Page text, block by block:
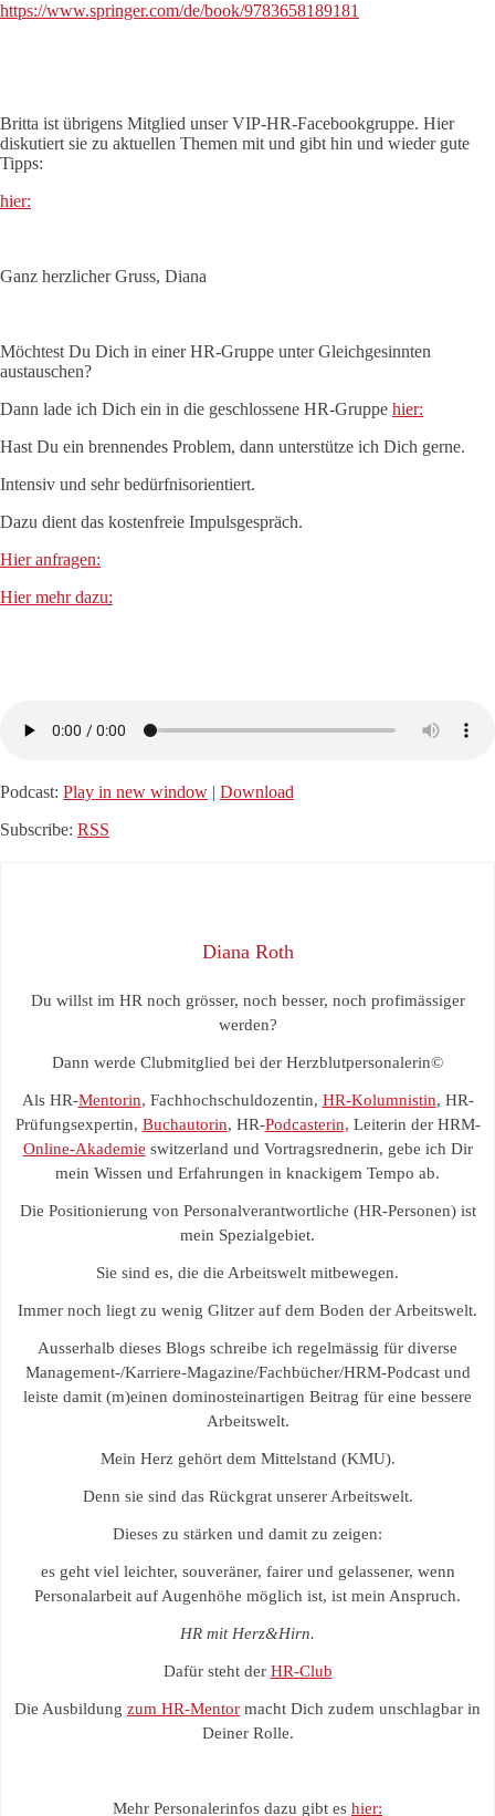
https://www.springer.com/de/book/9783658189181
Britta ist übrigens Mitglied unser VIP-HR-Facebookgruppe. Hier
diskutiert sie zu aktuellen Themen mit und gibt hin und wieder gute
Tipps:
hier:
Ganz herzlicher Gruss, Diana
Möchtest Du Dich in einer HR-Gruppe unter Gleichgesinnten
austauschen?
Dann lade ich Dich ein in die geschlossene HR-Gruppe hier:
Hast Du ein brennendes Problem, dann unterstütze ich Dich gerne.
Intensiv und sehr bedürfnisorientiert.
Dazu dient das kostenfreie Impulsgespräch.
Hier anfragen:
Hier mehr dazu:
Podcast: Play in new window | Download
Subscribe: RSS
Diana Roth
Du willst im HR noch grösser, noch besser, noch profimässiger
werden?
Dann werde Clubmitglied bei der Herzblutpersonalerin©
Als HR-Mentorin, Fachhochschuldozentin, HR-Kolumnistin, HR-
Prüfungsexpertin, Buchautorin, HR-Podcasterin, Leiterin der HRM-
Online-Akademie switzerland und Vortragsrednerin, gebe ich Dir
mein Wissen und Erfahrungen in knackigem Tempo ab.
Die Positionierung von Personalverantwortliche (HR-Personen) ist
mein Spezialgebiet.
Sie sind es, die die Arbeitswelt mitbewegen.
Immer noch liegt zu wenig Glitzer auf dem Boden der Arbeitswelt.
Ausserhalb dieses Blogs schreibe ich regelmässig für diverse
Management-/Karriere-Magazine/Fachbücher/HRM-Podcast und
leiste damit (m)einen dominosteinartigen Beitrag für eine bessere
Arbeitswelt.
Mein Herz gehört dem Mittelstand (KMU).
Denn sie sind das Rückgrat unserer Arbeitswelt.
Dieses zu stärken und damit zu zeigen:
es geht viel leichter, souveräner, fairer und gelassener, wenn
Personalarbeit auf Augenhöhe möglich ist, ist mein Anspruch.
HR mit Herz&Hirn.
Dafür steht der HR-Club
Die Ausbildung zum HR-Mentor macht Dich zudem unschlagbar in
Deiner Rolle.
Mehr Personalerinfos dazu gibt es hier: